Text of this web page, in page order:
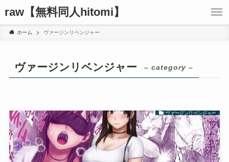
raw【無料同人hitomi】
ホーム ヴァージンリベンジャー
ヴァージンリベンジャー – category –
ヴァージンリベンジャー